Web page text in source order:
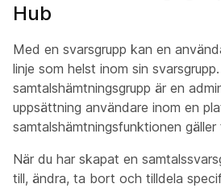
Hub
Med en svarsgrupp kan en
linje som helst inom sin
samtalshämtningsgrupp är en
uppsättning användare inom en
samtalshämtningsfunktionen gäller
När du har skapat en
till, ändra, ta bort och tilldela